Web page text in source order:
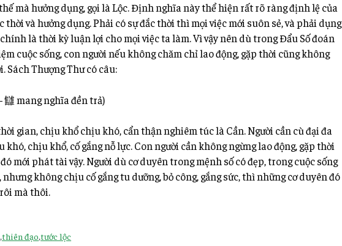
mà hưởng dụng, gọi là Lộc. Định nghĩa này thể hiện rất rõ ràng định lệ của
thời và hưởng dụng. Phải có sự đắc thời thì mọi việc mới suôn sẻ, và phải dụng
là thời kỳ luận lợi cho mọi việc ta làm. Vì vậy nên dù trong Đẩu Số đoán
cuộc sống, con người nếu không chăm chỉ lao động, gặp thời cũng không
Sách Thượng Thư có câu:
讎 mang nghĩa đền trả)
gian, chịu khổ chịu khó, cẩn thận nghiêm túc là Cần. Người cần cù đại đa
khó, chịu khổ, cố gắng nỗ lực. Con người cần không ngừng lao động, gặp thời
mới phát tài vậy. Người dù cơ duyên trong mệnh số có đẹp, trong cuộc sống
không chịu cố gắng tu dưỡng, bỏ công, gắng sức, thì những cơ duyên đó
mà thôi.
,thiên đạo,tước lộc